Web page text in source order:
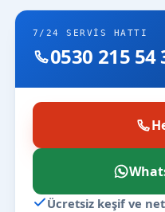
7/24 SERVIS HATTI
0530 215 54
Ücretsiz keşif ve